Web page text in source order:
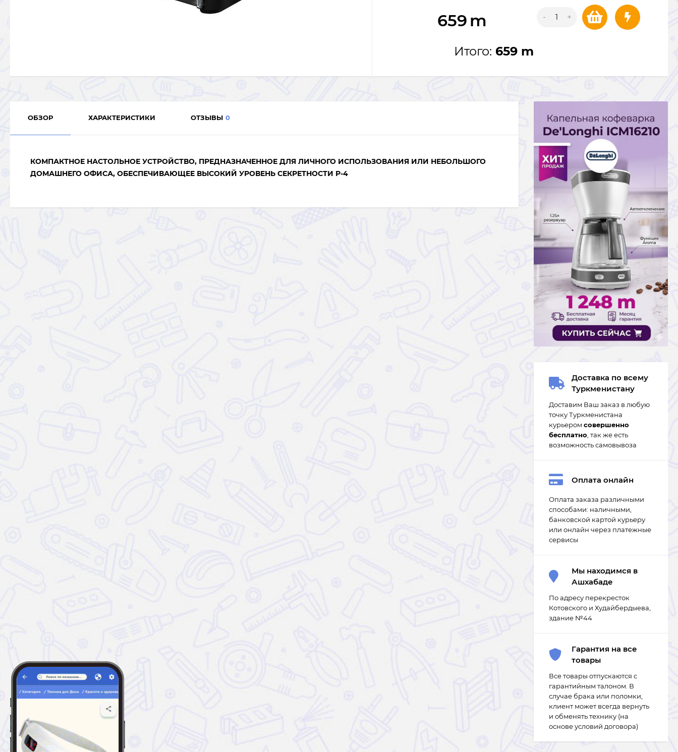
659 m - +
Итого: 659 m
ОБЗОР ХАРАКТЕРИСТИКИ ОТЗЫВЫ 0
КОМПАКТНОЕ НАСТОЛЬНОЕ УСТРОЙСТВО, ПРЕДНАЗНАЧЕННОЕ ДЛЯ ЛИЧНОГО ИСПОЛЬЗОВАНИЯ ИЛИ НЕБОЛЬШОГО
ДОМАШНЕГО ОФИСА, ОБЕСПЕЧИВАЮЩЕЕ ВЫСОКИЙ УРОВЕНЬ СЕКРЕТНОСТИ P-4
Доставка по всему
Туркменистану
Доставим Ваш заказ в любую
точку Туркменистана
курьером совершенно
бесплатно , так же есть
возможность самовывоза
Оплата онлайн
Оплата заказа различными
способами: наличными,
банковской картой курьеру
или онлайн через платежные
сервисы
Мы находимся в
Ашхабаде
По адресу перекресток
Котовского и Худайбердыева,
здание №44
Гарантия на все
товары
Все товары отпускаются с
гарантийным талоном. В
случае брака или поломки,
клиент может всегда вернуть
и обменять технику (на
основе условий договора)